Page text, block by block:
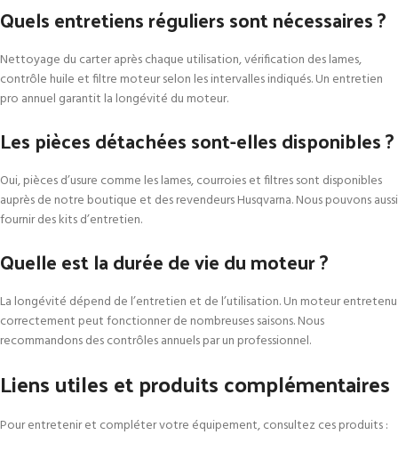
Quels entretiens réguliers sont nécessaires ?
Nettoyage du carter après chaque utilisation, vérification des lames,
contrôle huile et filtre moteur selon les intervalles indiqués. Un entretien
pro annuel garantit la longévité du moteur.
Les pièces détachées sont-elles disponibles ?
Oui, pièces d’usure comme les lames, courroies et filtres sont disponibles
auprès de notre boutique et des revendeurs Husqvarna. Nous pouvons aussi
fournir des kits d’entretien.
Quelle est la durée de vie du moteur ?
La longévité dépend de l’entretien et de l’utilisation. Un moteur entretenu
correctement peut fonctionner de nombreuses saisons. Nous
recommandons des contrôles annuels par un professionnel.
Liens utiles et produits complémentaires
Pour entretenir et compléter votre équipement, consultez ces produits :